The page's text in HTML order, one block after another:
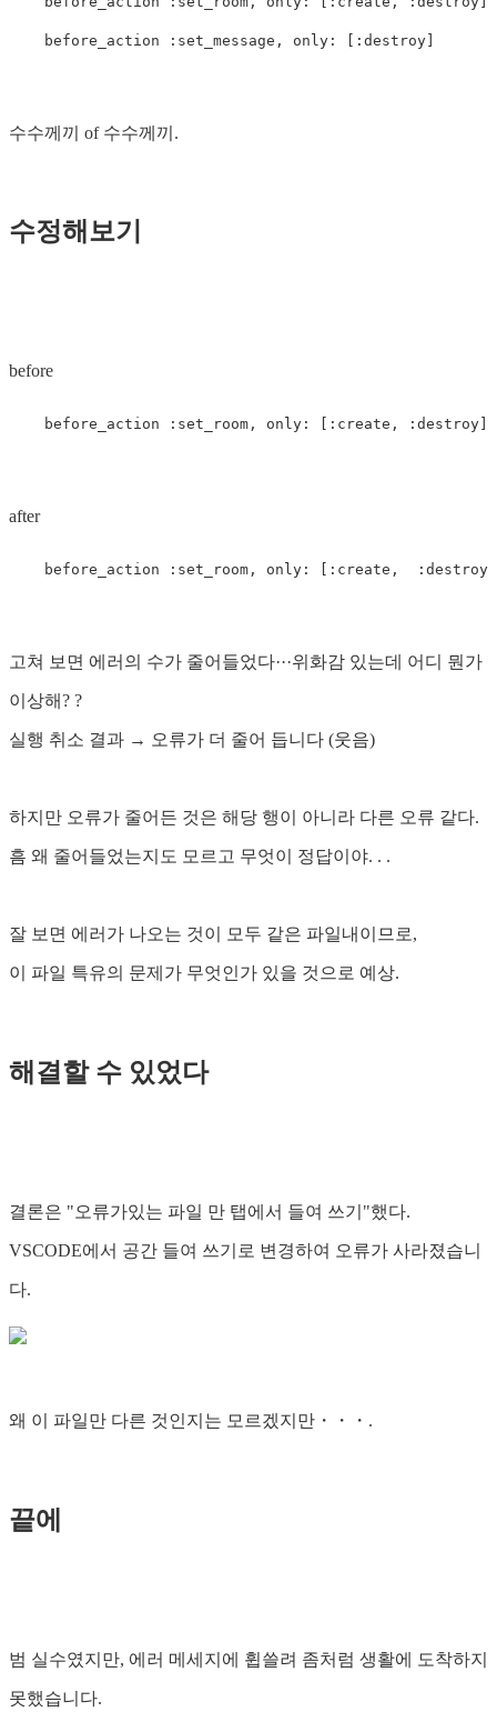
수수께끼 of 수수께끼.
수정해보기
before
after
고쳐 보면 에러의 수가 줄어들었다···위화감 있는데 어디 뭔가
이상해? ?
실행 취소 결과 → 오류가 더 줄어 듭니다 (웃음)
하지만 오류가 줄어든 것은 해당 행이 아니라 다른 오류 같다.
흠 왜 줄어들었는지도 모르고 무엇이 정답이야. . .
잘 보면 에러가 나오는 것이 모두 같은 파일내이므로,
이 파일 특유의 문제가 무엇인가 있을 것으로 예상.
해결할 수 있었다
결론은 "오류가있는 파일 만 탭에서 들여 쓰기"했다.
VSCODE에서 공간 들여 쓰기로 변경하여 오류가 사라졌습니
다.
왜 이 파일만 다른 것인지는 모르겠지만・・・.
끝에
범 실수였지만, 에러 메세지에 휩쓸려 좀처럼 생활에 도착하지
못했습니다.